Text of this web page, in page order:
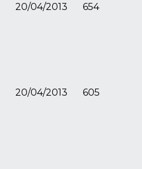
20/04/2013 654
20/04/2013 605